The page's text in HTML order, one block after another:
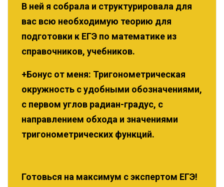
В ней я собрала и структурировала для
вас всю необходимую теорию для
подготовки к ЕГЭ по математике из
справочников, учебников.
+Бонус от меня: Тригонометрическая
окружность с удобными обозначениями,
с первом углов радиан-градус, с
направлением обхода и значениями
тригонометрических функций.
Готовься на максимум с экспертом ЕГЭ!